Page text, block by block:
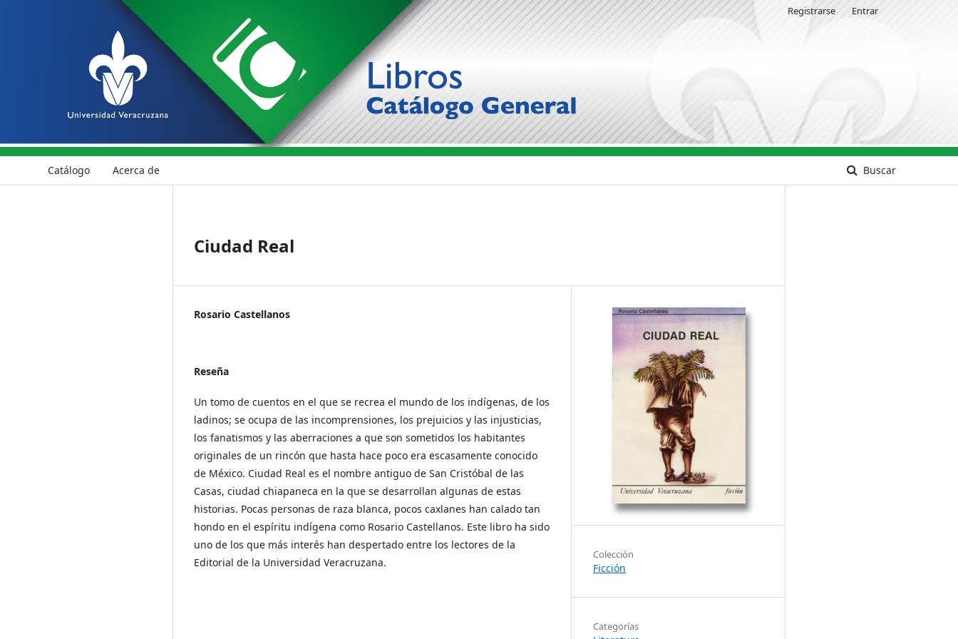
Catálogo Acerca de Buscar
Registrarse Entrar
Ciudad Real
Rosario Castellanos
Reseña
Un tomo de cuentos en el que se recrea el mundo de los indígenas, de los
ladinos; se ocupa de las incomprensiones, los prejuicios y las injusticias,
los fanatismos y las aberraciones a que son sometidos los habitantes
originales de un rincón que hasta hace poco era escasamente conocido
de México. Ciudad Real es el nombre antiguo de San Cristóbal de las
Casas, ciudad chiapaneca en la que se desarrollan algunas de estas
historias. Pocas personas de raza blanca, pocos caxlanes han calado tan
hondo en el espíritu indígena como Rosario Castellanos. Este libro ha sido
uno de los que más interés han despertado entre los lectores de la
Editorial de la Universidad Veracruzana.
Colección
Ficción
Categorías